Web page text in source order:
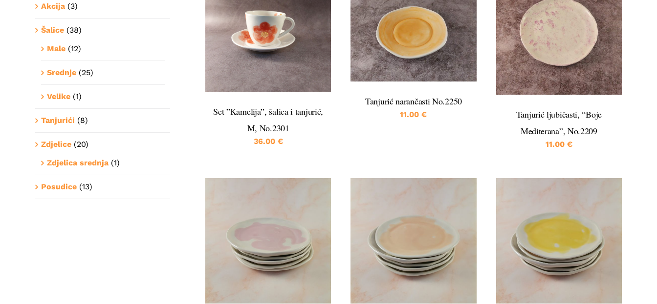
DETALJI
Set ”Kamelija”, šalica i tanjurić,
M, No.2301
36.00 €
DETALJI
Tanjurić narančasti No.2250
11.00€
DETALJI
Tanjurić ljubičasti, “Boje
Mediterana”, No.2209
11.00 €
DETALJI
Akcija (3)
Šalice (38)
Male (12)
Srednje (25)
Velike (1)
Tanjurići (8)
Zdjelice (20)
Zdjelica srednja (1)
Posudice (13)